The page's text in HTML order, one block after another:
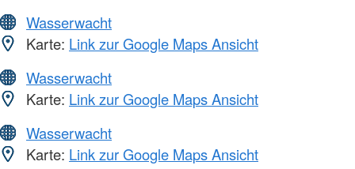
Wasserwacht
Karte: Link zur Google Maps Ansicht
Wasserwacht
Karte: Link zur Google Maps Ansicht
Wasserwacht
Karte: Link zur Google Maps Ansicht